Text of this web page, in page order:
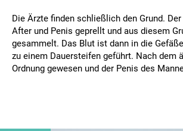
Die Ärzte finden schließlich den Grund.
After und Penis geprellt und aus diesem
gesammelt. Das Blut ist dann in die
zu einem Dauersteifen geführt. Nach
Ordnung gewesen und der Penis des